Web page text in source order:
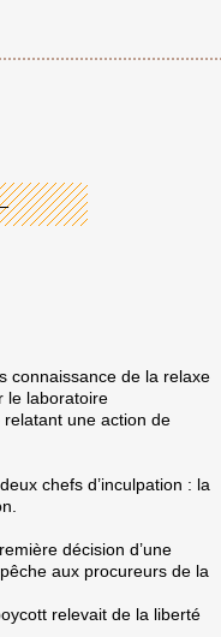
connaissance de la relaxe
le laboratoire
relatant une action de
chefs d’inculpation : la
décision d’une
aux procureurs de la
relevait de la liberté